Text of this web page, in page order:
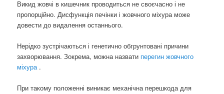
Викид жовчі в кишечник проводиться не своєчасно і не
пропорційно. Дисфункція печінки і жовчного міхура може
довести до видалення останнього.
Нерідко зустрічаються і генетично обгрунтовані причини
захворювання. Зокрема, можна назвати перегин жовчного
міхура .
При такому положенні виникає механічна перешкода для